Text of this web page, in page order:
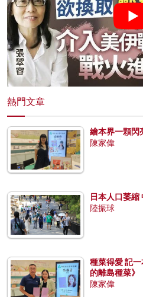
熱門文章
繪本界一顆閃
陳家偉
日本人口萎縮
陸振球
種菜得愛 記
的離島種菜》
陳家偉